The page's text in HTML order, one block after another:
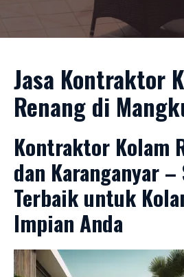
Jasa Kontraktor
Renang di
Kontraktor Kolam
dan Karanganyar –
Terbaik untuk
Impian Anda